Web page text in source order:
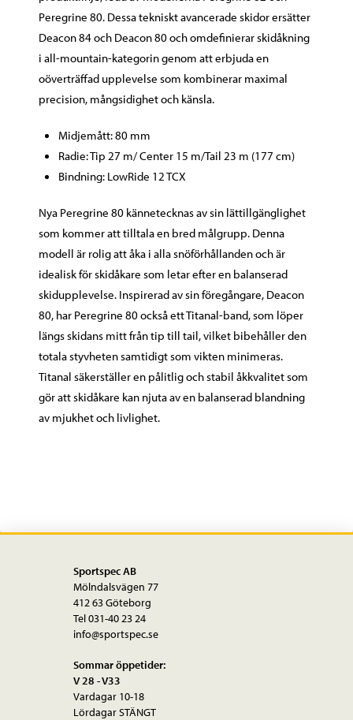
Peregrine 80. Dessa tekniskt avancerade skidor ersätter
Deacon 84 och Deacon 80 och omdefinierar skidåkning
i all-mountain-kategorin genom att erbjuda en
oöverträffad upplevelse som kombinerar maximal
precision, mångsidighet och känsla.
Midjemått: 80 mm
Radie: Tip 27 m/ Center 15 m/Tail 23 m (177 cm)
Bindning: LowRide 12 TCX
Nya Peregrine 80 kännetecknas av sin lättillgänglighet
som kommer att tilltala en bred målgrupp. Denna
modell är rolig att åka i alla snöförhållanden och är
idealisk för skidåkare som letar efter en balanserad
skidupplevelse. Inspirerad av sin föregångare, Deacon
80, har Peregrine 80 också ett Titanal-band, som löper
längs skidans mitt från tip till tail, vilket bibehåller den
totala styvheten samtidigt som vikten minimeras.
Titanal säkerställer en pålitlig och stabil åkkvalitet som
gör att skidåkare kan njuta av en balanserad blandning
av mjukhet och livlighet.
Sportspec AB
Mölndalsvägen 77
412 63 Göteborg
Tel 031-40 23 24
info@sportspec.se
Sommar öppetider:
V 28 - V33
Vardagar 10-18
Lördagar STÄNGT